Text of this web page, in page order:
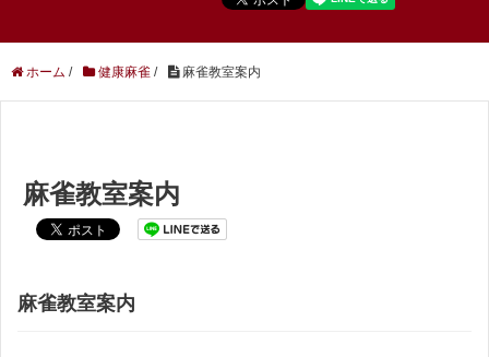
ホーム / 健康麻雀 / 麻雀教室案内
麻雀教室案内
麻雀教室案内